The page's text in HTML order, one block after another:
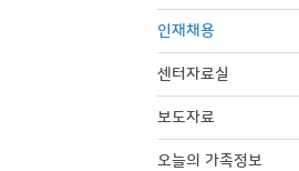
인재채용
센터자료실
보도자료
오늘의 가족정보